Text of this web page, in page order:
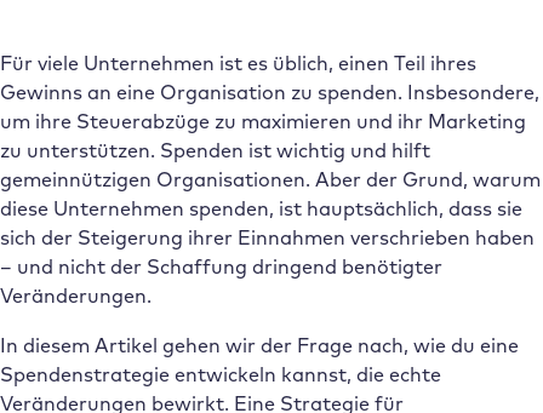
Für viele Unternehmen ist es üblich, einen Teil ihres
Gewinns an eine Organisation zu spenden. Insbesondere,
um ihre Steuerabzüge zu maximieren und ihr Marketing
zu unterstützen. Spenden ist wichtig und hilft
gemeinnützigen Organisationen. Aber der Grund, warum
diese Unternehmen spenden, ist hauptsächlich, dass sie
sich der Steigerung ihrer Einnahmen verschrieben haben
– und nicht der Schaffung dringend benötigter
Veränderungen.
In diesem Artikel gehen wir der Frage nach, wie du eine
Spendenstrategie entwickeln kannst, die echte
Veränderungen bewirkt. Eine Strategie für